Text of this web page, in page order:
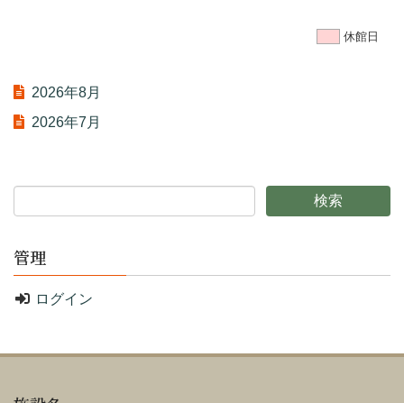
休館日
2026年8月
2026年7月
管理
ログイン